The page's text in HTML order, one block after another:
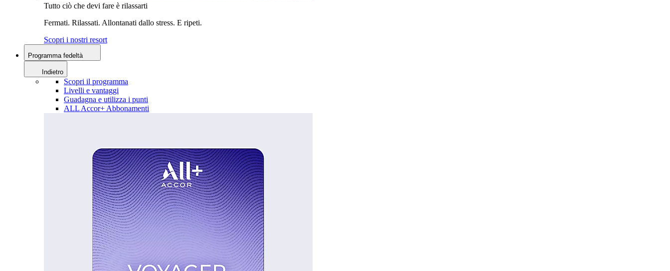
Tutto ciò che devi fare è rilassarti
Fermati. Rilassati. Allontanati dallo stress. E ripeti.
Scopri i nostri resort
Programma fedeltà
Indietro
Scopri il programma
Livelli e vantaggi
Guadagna e utilizza i punti
ALL Accor+ Abbonamenti